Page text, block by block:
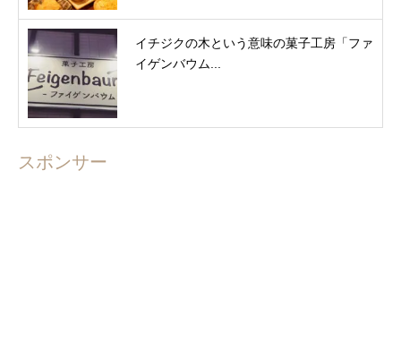
イチジクの木という意味の菓子工房「ファ
イゲンバウム...
スポンサー